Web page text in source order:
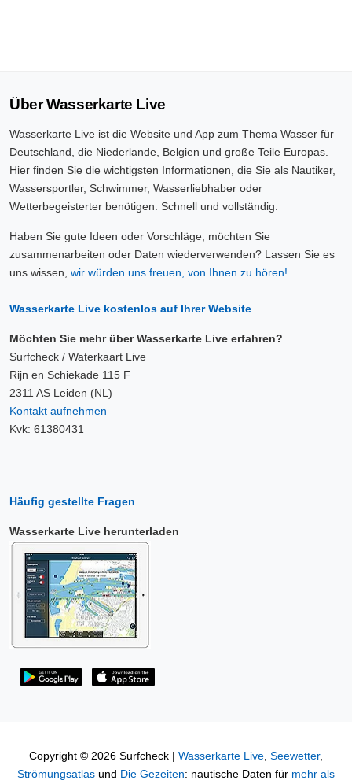
Über Wasserkarte Live
Wasserkarte Live ist die Website und App zum Thema Wasser für
Deutschland, die Niederlande, Belgien und große Teile Europas.
Hier finden Sie die wichtigsten Informationen, die Sie als Nautiker,
Wassersportler, Schwimmer, Wasserliebhaber oder
Wetterbegeisterter benötigen. Schnell und vollständig.
Haben Sie gute Ideen oder Vorschläge, möchten Sie
zusammenarbeiten oder Daten wiederverwenden? Lassen Sie es
uns wissen, wir würden uns freuen, von Ihnen zu hören!
Wasserkarte Live kostenlos auf Ihrer Website
Möchten Sie mehr über Wasserkarte Live erfahren?
Surfcheck / Waterkaart Live
Rijn en Schiekade 115 F
2311 AS Leiden (NL)
Kontakt aufnehmen
Kvk: 61380431
Häufig gestellte Fragen
Wasserkarte Live herunterladen
Copyright © 2026 Surfcheck | Wasserkarte Live, Seewetter,
Strömungsatlas und Die Gezeiten: nautische Daten für mehr als